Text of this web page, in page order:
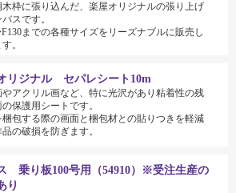
木枠に張り込んだ、楽屋オリジナルの張り上げ
スです。
までの各種サイズをリーズナブルに販売し
。
リジナル セパレシート10m
やアクリル画など、特に光沢があり粘着性の残
保護用シートです。
梱包する際の画面と梱包材との貼りつきを軽減
品の破損を防ぎます。
乗り板100号用（54910）※受注生産の
り